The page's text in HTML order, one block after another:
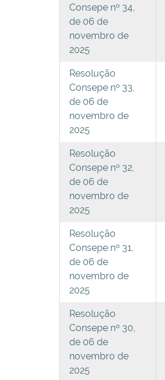
Consepe nº 34,
de 06 de
novembro de
2025
Resolução
Consepe nº 33,
de 06 de
novembro de
2025
Resolução
Consepe nº 32,
de 06 de
novembro de
2025
Resolução
Consepe nº 31,
de 06 de
novembro de
2025
Resolução
Consepe nº 30,
de 06 de
novembro de
2025